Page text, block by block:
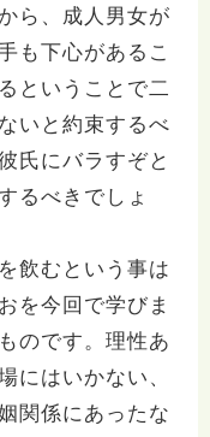
ら、成人男女が
も下心があるこ
ということで二
いと約束するべ
氏にバラすぞと
るべきでしょ
飲むという事は
を今回で学びま
のです。理性あ
にはいかない、
関係にあったな